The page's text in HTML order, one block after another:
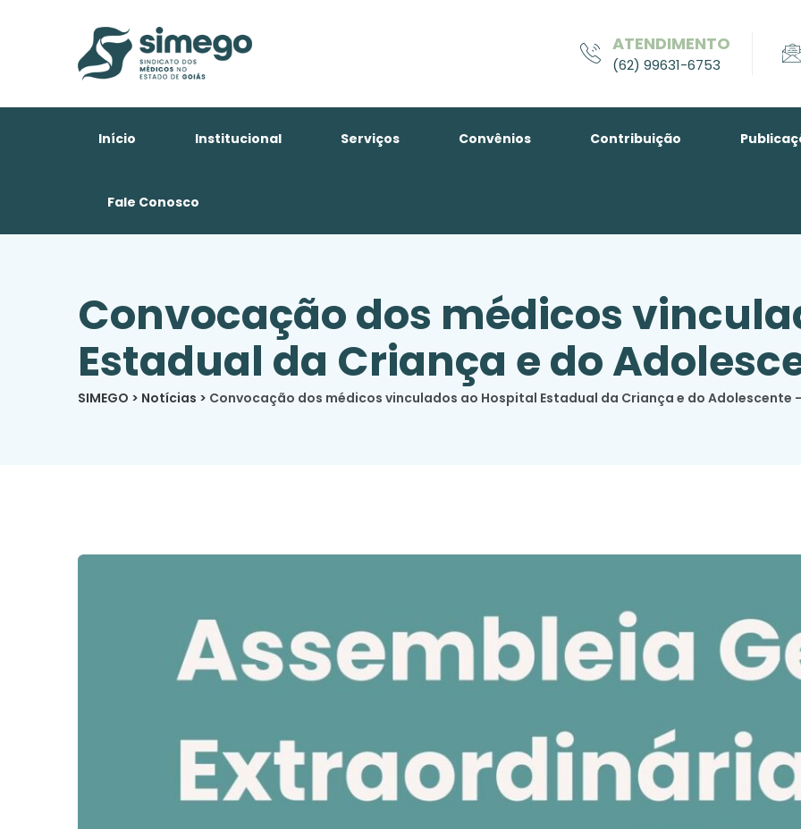
ATENDIMENTO
(62) 99631-6753
Início Institucional Serviços Convênios Contribuição
Fale Conosco
Convocação dos médicos
Estadual da Criança e do
SIMEGO > Notícias > Convocação dos médicos vinculados ao Hospital Estadual da Criança e do Adolescente –